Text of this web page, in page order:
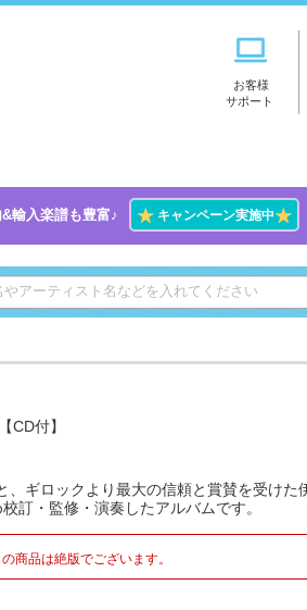
お客様
サポート
&輸入楽譜も豊富♪ ★キャンペーン実施中★
【CD付】
、ギロックより最大の信頼と賞賛を受けた
訂・監修・演奏したアルバムです。
商品は絶版でございます。